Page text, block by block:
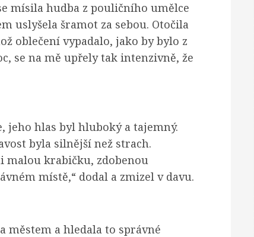
mísila hudba z pouličního umělce
uslyšela šramot za sebou. Otočila
oblečení vypadalo, jako by bylo z
se na mě upřely tak intenzivně, že
jeho hlas byl hluboký a tajemný.
byla silnější než strach.
malou krabičku, zdobenou
místě,“ dodal a zmizel v davu.
městem a hledala to správné